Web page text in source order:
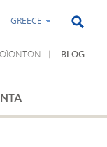
GREECE
BLOG